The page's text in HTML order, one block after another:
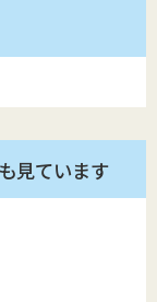
見ています